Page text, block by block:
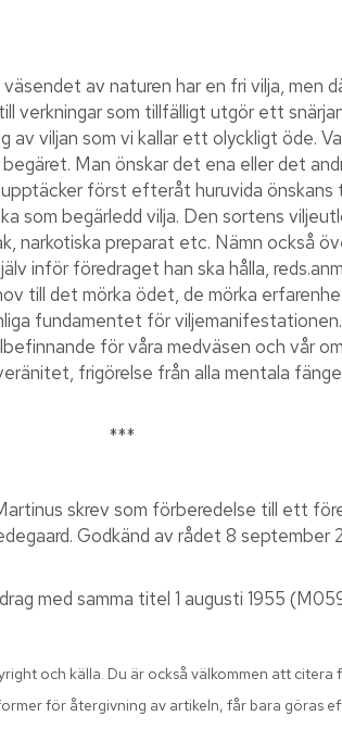
av naturen har en fri vilja, men
verkningar som tillfälligt utgör ett
viljan som vi kallar ett olyckligt öde.
Man önskar det ena eller det
först efteråt huruvida önskans
som begärledd vilja. Den sortens
narkotiska preparat etc. Nämn också
inför föredraget han ska hålla,
till det mörka ödet, de mörka
fundamentet för
för våra medväsen och vår
frigörelse från alla mentala
***
skrev som förberedelse till ett
Godkänd av rådet 8 september
med samma titel 1 augusti 1955
och källa. Du är också välkommen att citera
för återgivning av artikeln, får bara göras